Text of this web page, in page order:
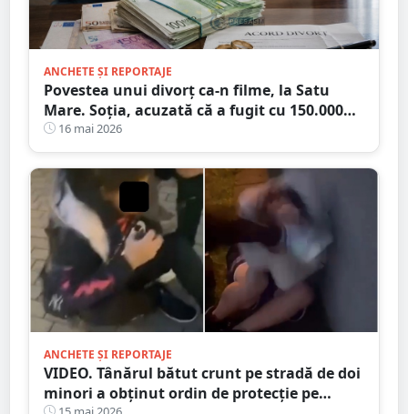
ANCHETE ȘI REPORTAJE
Povestea unui divorț ca-n filme, la Satu
Mare. Soția, acuzată că a fugit cu 150.000
euro!
16 mai 2026
ANCHETE ȘI REPORTAJE
VIDEO. Tânărul bătut crunt pe stradă de doi
minori a obținut ordin de protecție pe